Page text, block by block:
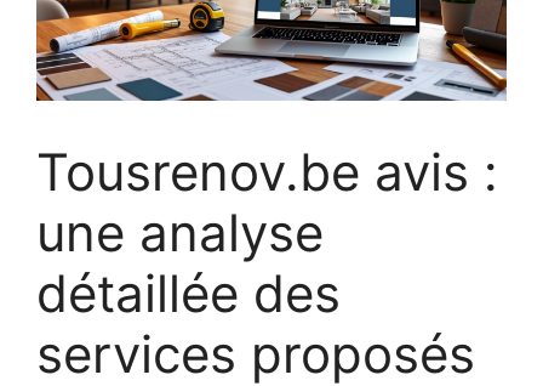
Tousrenov.be avis :
une analyse
détaillée des
services proposés